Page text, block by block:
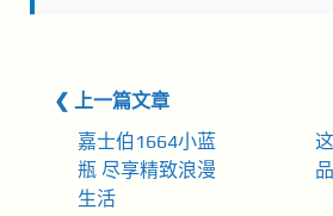
❮ 上一篇文章
嘉士伯1664小蓝
瓶 尽享精致浪漫
生活